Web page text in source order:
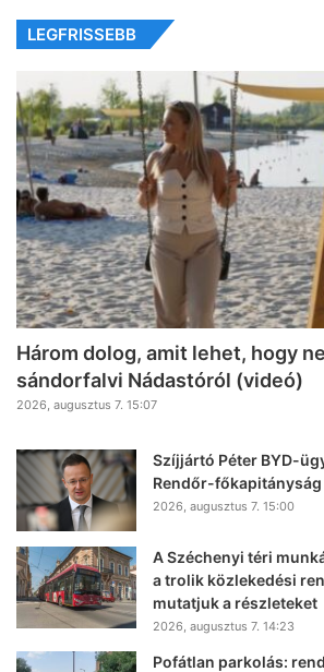
LEGFRISSEBB
Három dolog, amit lehet, hogy
sándorfalvi Nádastóról (videó)
2026, augusztus 7. 15:07
Szíjjártó Péter BYD-
Rendőr-
2026, augusztus 7. 15:00
A Széchenyi téri
a trolik közlekedési
mutatjuk a részleteket
2026, augusztus 7. 14:23
Pofátlan parkolás: